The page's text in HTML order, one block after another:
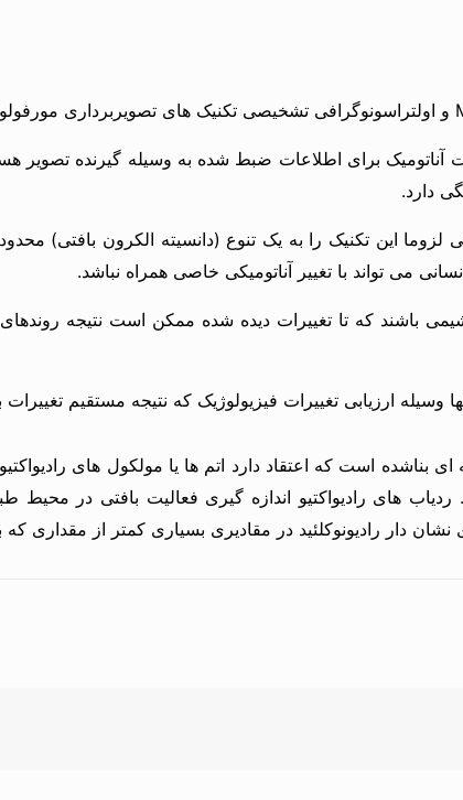
آناتومیک برای اطلاعات ضبط شده به وسیله گیرنده تصویر
دارد.
این تکنیک را به یک تنوع (دانسیته الکرون بافتی)
می تواند با تغییر آناتومیکی خاصی همراه نباشد.
باشند که تا تغییرات دیده شده ممکن است نتیجه
وسیله ارزیابی تغییرات فیزیولوژیک که نتیجه مستقیم تغییرات
است که اعتقاد دارد اتم ها یا مولکول های
ردیاب های رادیواکتیو اندازه گیری فعالیت بافتی در
نشان دار رادیونوکلئید در مقادیری بسیاری کمتر از